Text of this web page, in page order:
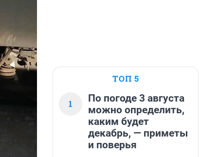
ТОП 5
1
По погоде 3 августа
можно определить,
каким будет
декабрь, — приметы
и поверья